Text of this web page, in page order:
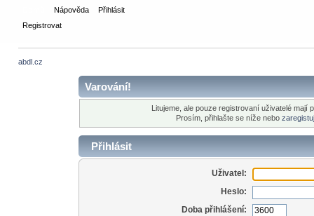
Nápověda
Přihlásit
Registrovat
abdl.cz
Varování!
Litujeme, ale pouze registrovaní uživatelé mají
Prosím, přihlašte se níže nebo
Přihlásit
Uživatel:
Heslo:
Doba přihlášení: